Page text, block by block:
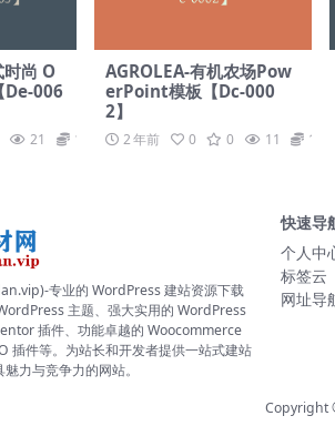
尚 O
006
21 19.9
AGROLEA-有机农场Pow
erPoint模板【Dc-000
2】
2 年前 0 0 11 19.9
专业的 WordPress 建站资源下载
主题、强大实用的 WordPress
插件、功能卓越的 Woocommerce
插件等。为站长和开发者提供一站式建站
力与竞争力的网站。
快速导
个人中
标签云
网址导
Copyright